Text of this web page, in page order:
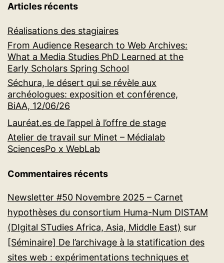
Articles récents
Réalisations des stagiaires
From Audience Research to Web Archives:
What a Media Studies PhD Learned at the
Early Scholars Spring School
Séchura, le désert qui se révèle aux
archéologues: exposition et conférence,
BiAA, 12/06/26
Lauréat.es de l’appel à l’offre de stage
Atelier de travail sur Minet – Médialab
SciencesPo x WebLab
Commentaires récents
Newsletter #50 Novembre 2025 – Carnet
hypothèses du consortium Huma-Num DISTAM
(DIgital STudies Africa, Asia, Middle East) sur
[Séminaire] De l’archivage à la statification des
sites web : expérimentations techniques et